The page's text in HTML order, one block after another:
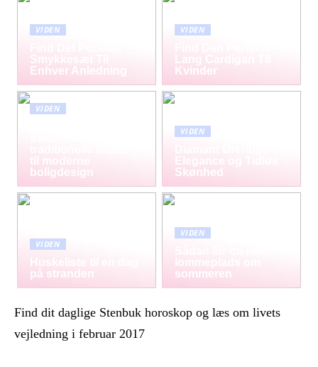
VIDEN
Smykkesæt Til
Enhver Anledning
VIDEN
Lang Cardigan Til
Kvinder
VIDEN
til moderne
boligdesign
VIDEN
Elegance og Tidløs
Skønhed
VIDEN
Huskeliste til en dag
på stranden
VIDEN
lommeplads om
sommeren
Find dit daglige Stenbuk horoskop og læs om livets
vejledning i februar 2017